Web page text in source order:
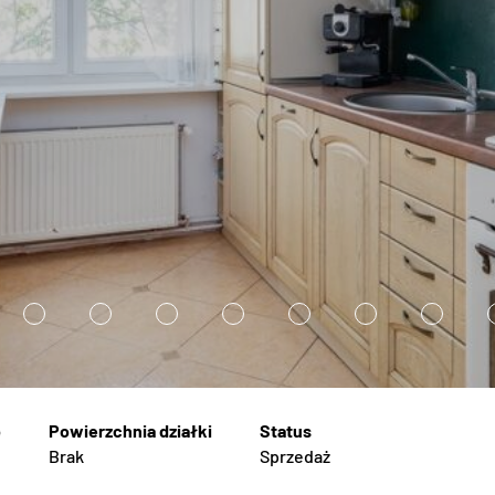
6 7 9
Brak Sprzedaż